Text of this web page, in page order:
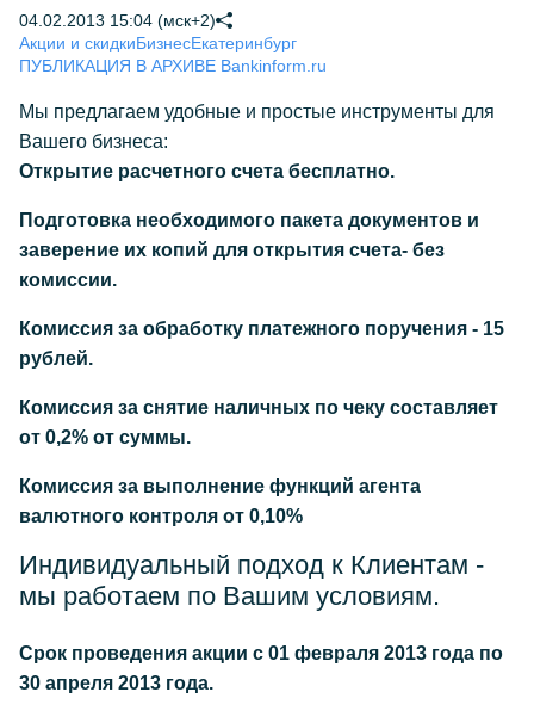
04.02.2013 15:04 (мск+2)
Акции и скидкиБизнесЕкатеринбург
ПУБЛИКАЦИЯ В АРХИВЕ Bankinform.ru
Мы предлагаем удобные и простые инструменты для
Вашего бизнеса:
Открытие расчетного счета бесплатно.
Подготовка необходимого пакета документов и
заверение их копий для открытия счета- без
комиссии.
Комиссия за обработку платежного поручения - 15
рублей.
Комиссия за снятие наличных по чеку составляет
от 0,2% от суммы.
Комиссия за выполнение функций агента
валютного контроля от 0,10%
Индивидуальный подход к Клиентам -
мы работаем по Вашим условиям.
Срок проведения акции с 01 февраля 2013 года по
30 апреля 2013 года.